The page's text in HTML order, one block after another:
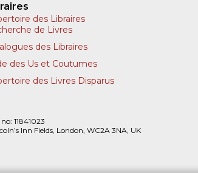
des Libraires
de Livres
des Libraires
des Us et Coutumes
des Livres Disparus
11841023
Inn Fields, London, WC2A 3NA, UK